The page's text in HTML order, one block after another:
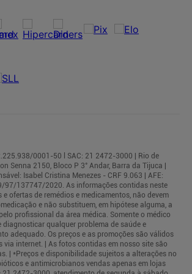
0001-50 l SAC: 21 2472-3000 | Rio de
Senna 2150, Bloco P 3° Andar, Barra da Tijuca |
Isabel Cristina Menezes - CRF 9.063 | AFE:
97/137747/2020. As informações contidas neste
e ofertas de remédios e medicamentos, não devem
e não substituem, em hipótese alguma, a
profissional da área médica. Somente o médico
diagnosticar qualquer problema de saúde e
adequado. Os preços e as promoções são válidos
via internet. | As fotos contidas em nosso site são
| *Preços e disponibilidade sujeitos a alterações no
e antimicrobianos vendas apenas em lojas